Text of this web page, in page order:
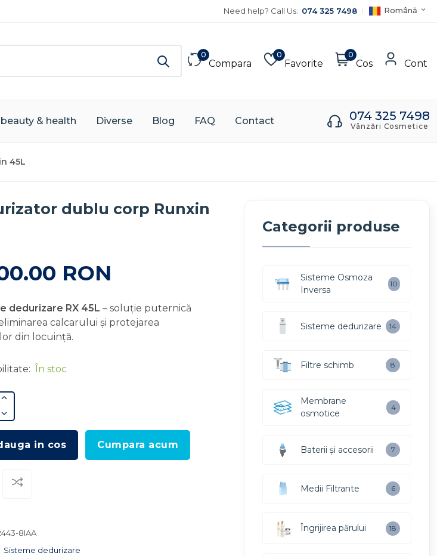
Need help? Call Us: 074 325 7498 Română
0
Compara
0
Favorite
0
Cos Cont
& health Diverse Blog FAQ Contact 074 325 7498
Vânzări Cosmetice
45L
dublu corp Runxin
RON
dedurizare RX 45L – soluție puternică
calcarului și protejarea
din locuință.
În stoc
in cos Cumpara acum
8IAA
Sisteme dedurizare
Categorii produse
Sisteme Osmoza
Inversa
10
Sisteme dedurizare 14
Filtre schimb 8
Membrane
osmotice
4
Baterii și accesorii 7
Medii Filtrante 6
Îngrijirea părului 18